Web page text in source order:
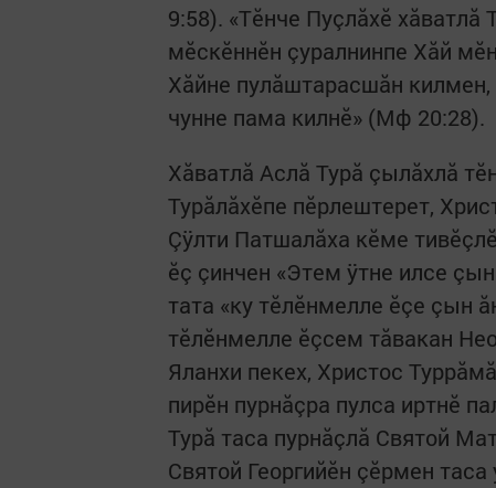
9:58). «Тĕнче Пуçлăхĕ
мĕскĕннĕн çуралнинпе Хăй
Хăйне пулăштарасшăн
чунне пама килнĕ» (Мф 20:28).
Хăватлă Аслă Турă çылăхлă
Турăлăхĕпе пĕрлештерет,
Çÿлти Патшалăха кĕме
ĕç çинчен «Этем ÿтне илсе
тата «ку тĕлĕнмелле ĕçе çын
тĕлĕнмелле ĕçсем тăвакан
Яланхи пекех, Христос
пирĕн пурнăçра пулса иртнĕ
Турă таса пурнăçлă Святой
Святой Георгийĕн çĕрмен